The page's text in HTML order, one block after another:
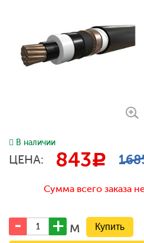
В наличии
ЦЕНА: 843c
Сумма всего заказа
м